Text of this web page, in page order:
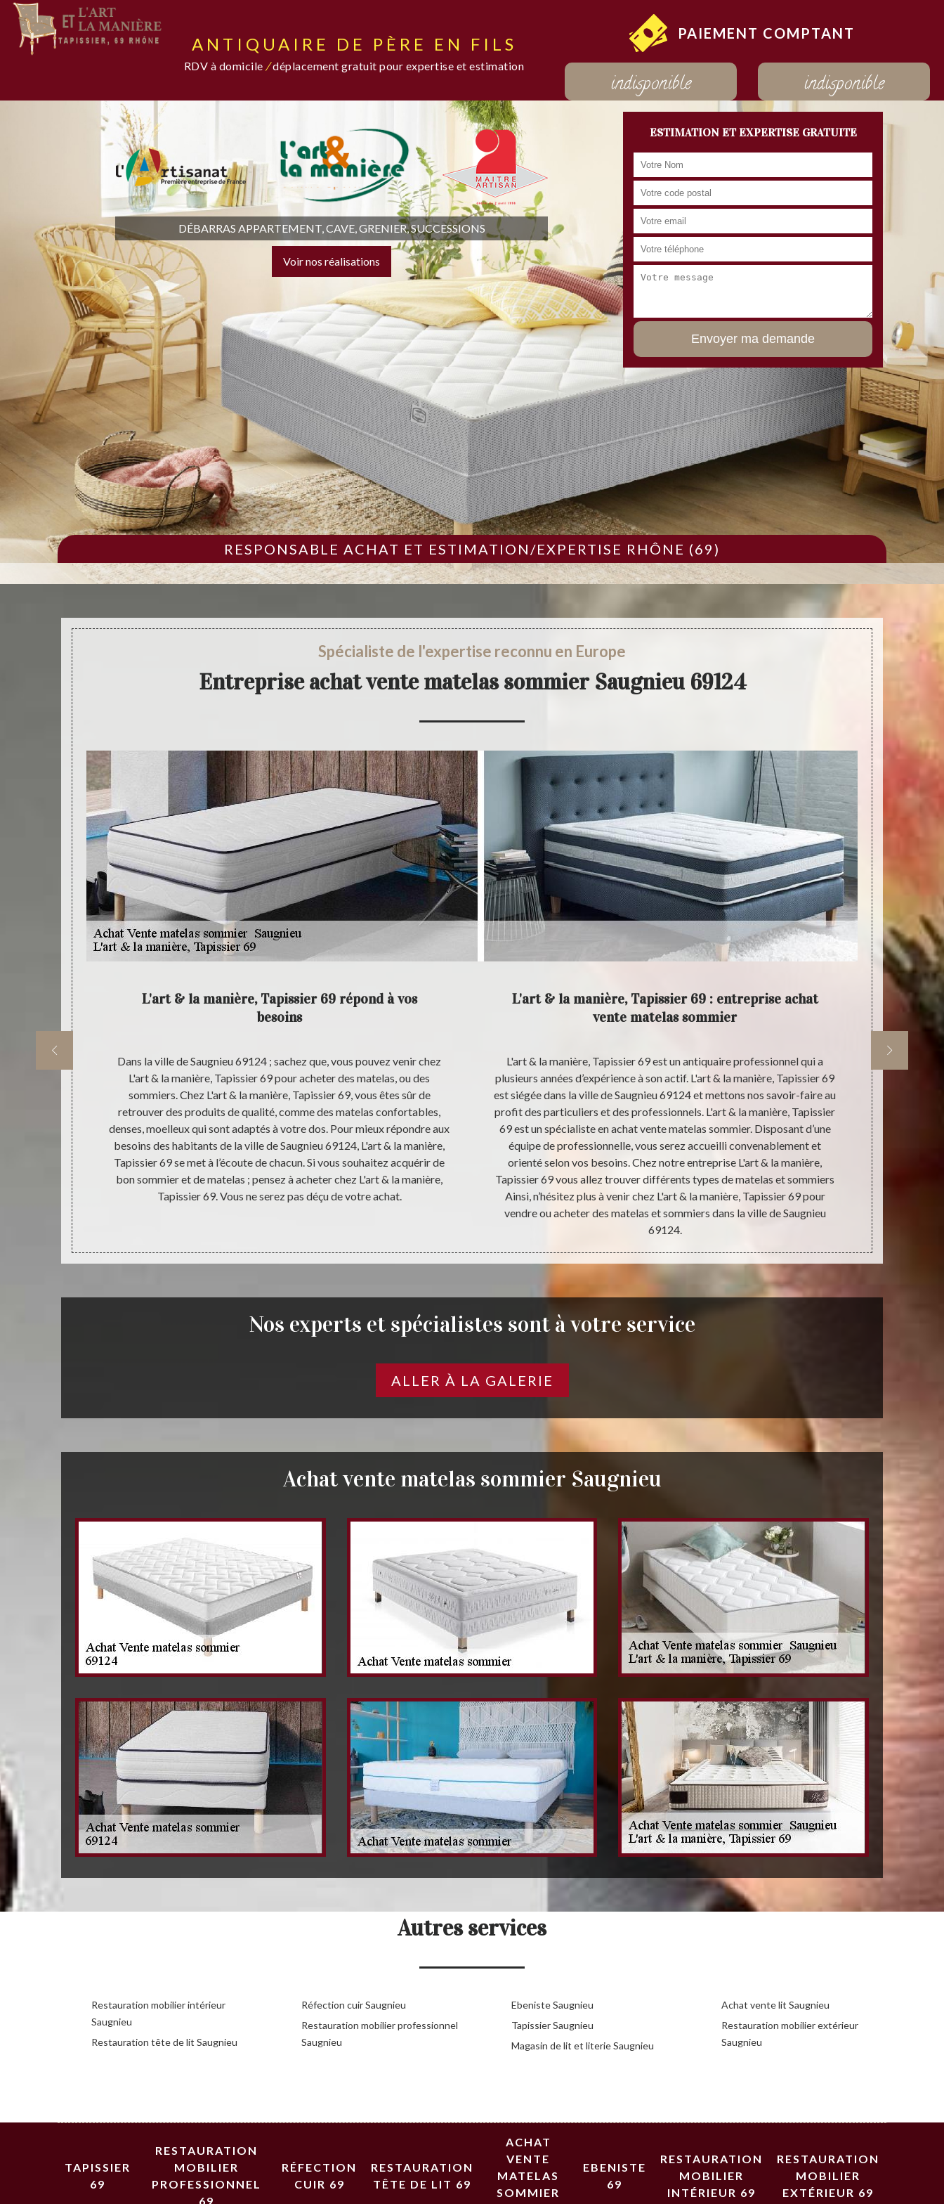
ANTIQUAIRE DE PÈRE EN FILS
RDV à domicile /déplacement gratuit pour expertise et estimation
PAIEMENT COMPTANT
indisponible indisponible
DÉBARRAS APPARTEMENT, CAVE, GRENIER, SUCCESSIONS
Voir nos réalisations
ESTIMATION ET EXPERTISE GRATUITE
RESPONSABLE ACHAT ET ESTIMATION/EXPERTISE RHÔNE (69)
Spécialiste de l'expertise reconnu en Europe
Entreprise achat vente matelas sommier Saugnieu 69124
L'art & la manière, Tapissier 69 répond à vos
besoins
Dans la ville de Saugnieu 69124 ; sachez que, vous pouvez venir chez
L'art & la manière, Tapissier 69 pour acheter des matelas, ou des
sommiers. Chez L'art & la manière, Tapissier 69, vous êtes sûr de
retrouver des produits de qualité, comme des matelas confortables,
denses, moelleux qui sont adaptés à votre dos. Pour mieux répondre aux
besoins des habitants de la ville de Saugnieu 69124, L'art & la manière,
Tapissier 69 se met à l’écoute de chacun. Si vous souhaitez acquérir de
bon sommier et de matelas ; pensez à acheter chez L'art & la manière,
Tapissier 69. Vous ne serez pas déçu de votre achat.
L'art & la manière, Tapissier 69 : entreprise achat
vente matelas sommier
L'art & la manière, Tapissier 69 est un antiquaire professionnel qui a
plusieurs années d’expérience à son actif. L'art & la manière, Tapissier 69
est siégée dans la ville de Saugnieu 69124 et mettons nos savoir-faire au
profit des particuliers et des professionnels. L'art & la manière, Tapissier
69 est un spécialiste en achat vente matelas sommier. Disposant d’une
équipe de professionnelle, vous serez accueilli convenablement et
orienté selon vos besoins. Chez notre entreprise L'art & la manière,
Tapissier 69 vous allez trouver différents types de matelas et sommiers
Ainsi, n’hésitez plus à venir chez L'art & la manière, Tapissier 69 pour
vendre ou acheter des matelas et sommiers dans la ville de Saugnieu
69124.
Achat
Nos experts et spécialistes sont à votre service
ALLER À LA GALERIE
Achat vente matelas sommier Saugnieu
Autres services
Restauration mobilier intérieur
Saugnieu
Restauration tête de lit Saugnieu
Réfection cuir Saugnieu
Restauration mobilier professionnel
Saugnieu
Ebeniste Saugnieu
Tapissier Saugnieu
Magasin de lit et literie Saugnieu
Achat vente lit Saugnieu
Restauration mobilier extérieur
Saugnieu
TAPISSIER
69
RESTAURATION
MOBILIER
PROFESSIONNEL
69
RÉFECTION
CUIR 69
RESTAURATION
TÊTE DE LIT 69
ACHAT
VENTE
MATELAS
SOMMIER
EBENISTE
69
RESTAURATION
MOBILIER
INTÉRIEUR 69
RESTAURATION
MOBILIER
EXTÉRIEUR 69